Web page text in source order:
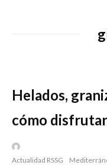
Helados,
cómo
Actualidad RSSG